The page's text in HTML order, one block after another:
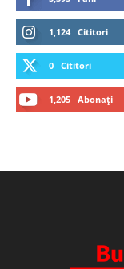
1,124 Cititori
0 Cititori
1,205 Abonați